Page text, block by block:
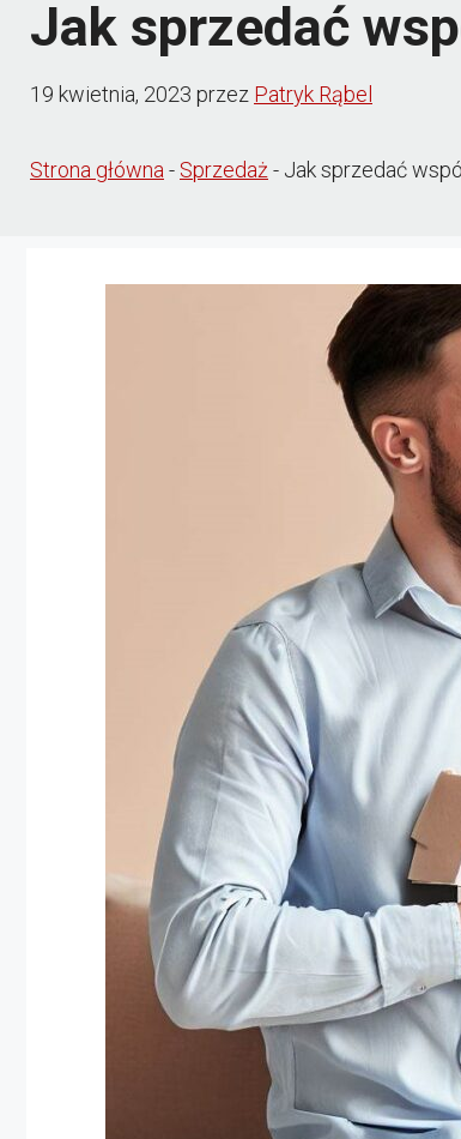
Jak sprzedać
19 kwietnia, 2023 przez Patryk Rąbel
Strona główna- Sprzedaż- Jak sprzedać